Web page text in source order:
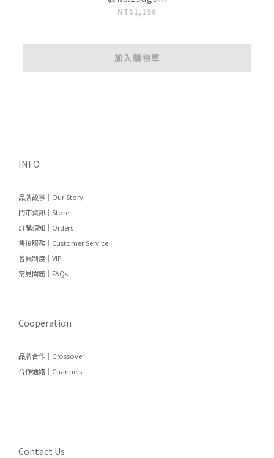
NT$1,190
加入購物車
INFO
品牌故事｜Our Story
門市資訊｜Store
訂購須知｜Orders
售後服務｜Customer Service
會員制度｜VIP
常見問題｜FAQs
Cooperation
品牌合作｜Crossover
合作通路｜Channels
Contact Us